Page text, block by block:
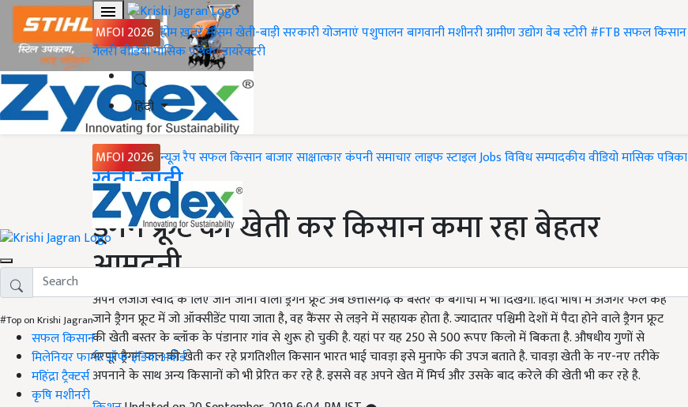
MFOI 2026 होमख़बरेंमौसमखेती-बाड़ीसरकारी योजनाएंपशुपालनबागवानीमशीनरीग्रामीण उद्योगवेब स्टोरी#FTBसफल किसान
गैलरीवीडियोमासिक पत्रिकाडायरेक्टरी
हिंदी
MFOI 2026 न्यूज़ रैपसफल किसानबाजारसाक्षात्कारकंपनी समाचारलाइफ स्टाइलJobsविविधसम्पादकीयवीडियोमासिक पत्रिका
#Top on Krishi Jagran
सफल किसान
मिलेनियर फार्मर ऑफ इंडिया अवॉर्ड
महिंद्रा ट्रैक्टर्स
कृषि मशीनरी
Home
खेती-बाड़ी
ड्रैगन फ्रूट की खेती कर किसान कमा रहा बेहतर
आमदनी
अपने लजीज स्वाद के लिए जाने जाना वाला ड्रैगन फ्रूट अब छत्तीसगढ़ के बस्तर के बगीचों में भी दिखेगा. हिंदी भाषा में अजगर फल कहे
जाने ड्रैगन फ्रूट में जो ऑक्सीडेंट पाया जाता है, वह कैंसर से लड़ने में सहायक होता है. ज्यादातर पश्चिमी देशों में पैदा होने वाले ड्रैगन फ्रूट
की खेती बस्तर के ब्लॉक के पंडानार गांव से शुरू हो चुकी है. यहां पर यह 250 से 500 रूपए किलो में बिकता है. औषधीय गुणों से
भरपूर ड्रैगन फल की खेती कर रहे प्रगतिशील किसान भारत भाई चावड़ा इसे मुनाफे की उपज बताते है. चावड़ा खेती के नए-नए तरीके
अपनाने के साथ अन्य किसानों को भी प्रेरित कर रहे है. इससे वह अपने खेत में मिर्च और उसके बाद करेले की खेती भी कर रहे है.